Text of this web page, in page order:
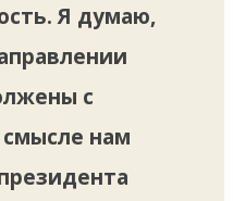
Я думаю,
с
нам